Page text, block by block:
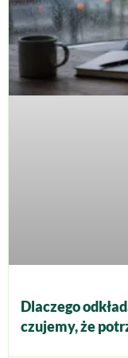
Dlaczego
czujemy, że